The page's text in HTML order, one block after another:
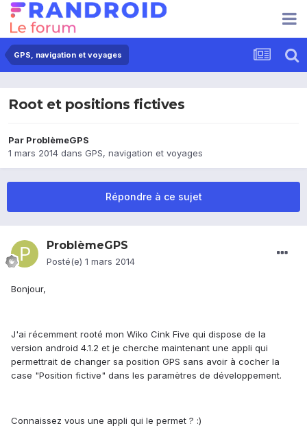
GPS, navigation et voyages
Root et positions fictives
Par ProblèmeGPS
1 mars 2014 dans GPS, navigation et voyages
Répondre à ce sujet
ProblèmeGPS
Posté(e) 1 mars 2014
Bonjour,
J'ai récemment rooté mon Wiko Cink Five qui dispose de la
version android 4.1.2 et je cherche maintenant une appli qui
permettrait de changer sa position GPS sans avoir à cocher la
case "Position fictive" dans les paramètres de développement.
Connaissez vous une appli qui le permet ? :)